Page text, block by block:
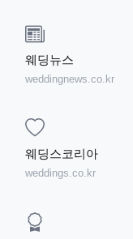
웨딩뉴스
weddingnews.co.kr
웨딩스코리아
weddings.co.kr